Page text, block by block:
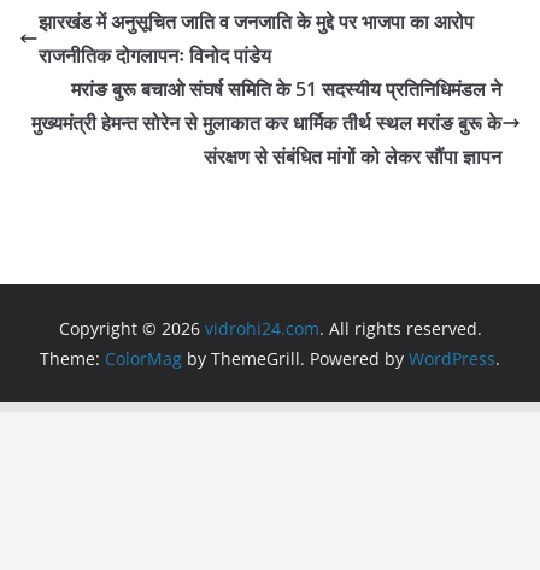
e
b
o
o
er s
A
p
p
gr
a
m
l e
झारखंड में अनुसूचित जाति व जनजाति के मुद्दे पर भाजपा का आरोप
राजनीतिक दोगलापनः विनोद पांडेय
मरांङ बुरू बचाओ संघर्ष समिति के 51 सदस्यीय प्रतिनिधिमंडल ने
मुख्यमंत्री हेमन्त सोरेन से मुलाकात कर धार्मिक तीर्थ स्थल मरांङ बुरू के
संरक्षण से संबंधित मांगों को लेकर सौंपा ज्ञापन
Copyright © 2026 vidrohi24.com. All rights reserved.
Theme: ColorMag by ThemeGrill. Powered by WordPress.